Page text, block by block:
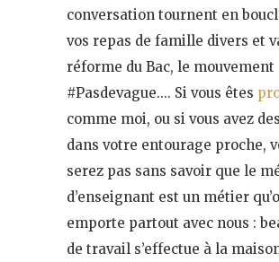
conversation tournent en
vos repas de famille divers et
réforme du Bac, le mouvement
#Pasdevague…. Si vous êtes
comme moi, ou si vous avez
dans votre entourage proche,
serez pas sans savoir que le
d’enseignant est un métier
emporte partout avec nous :
de travail s’effectue à la